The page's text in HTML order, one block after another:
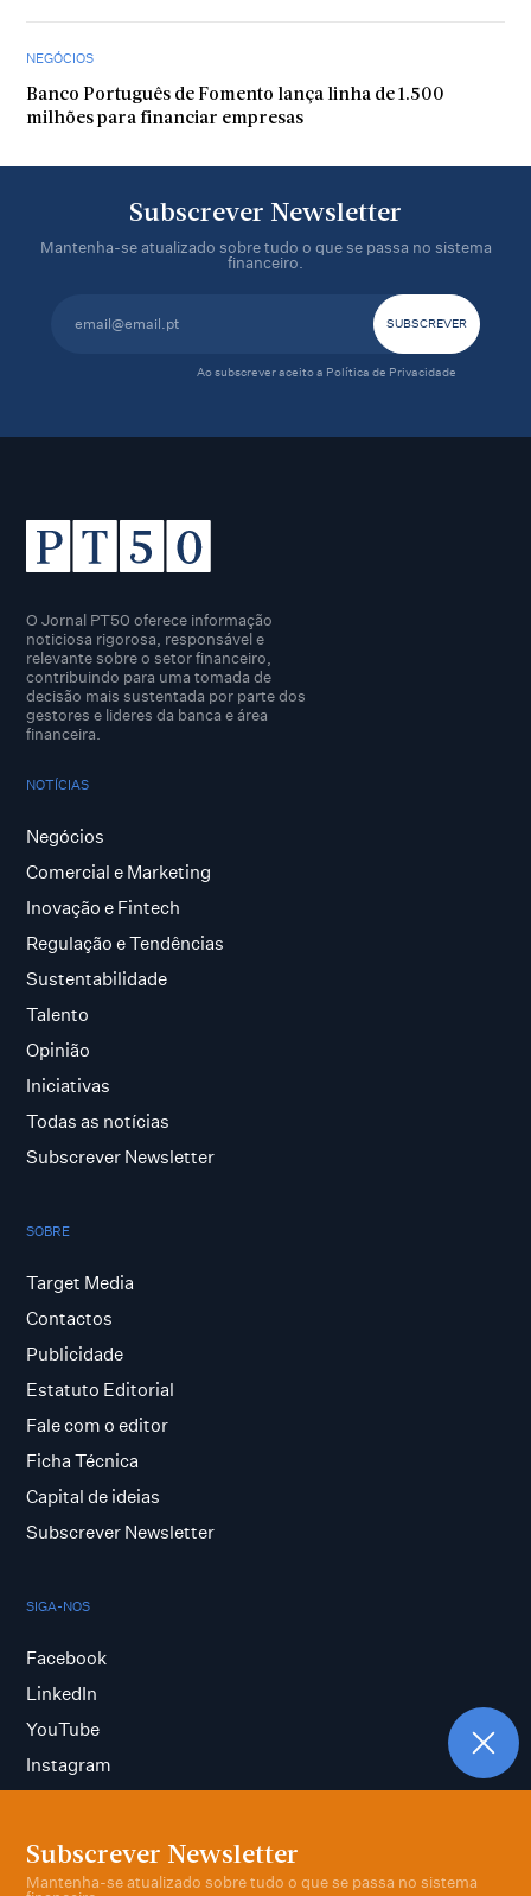
Subscrever Newsletter
Mantenha-se atualizado sobre tudo o que se passa no sistema
NEGÓCIOS
Banco Português de Fomento lança linha de 1.500
milhões para financiar empresas
Subscrever Newsletter
Mantenha-se atualizado sobre tudo o que se passa no sistema
financeiro.
Ao subscrever aceito a Política de Privacidade
O Jornal PT50 oferece informação
noticiosa rigorosa, responsável e
relevante sobre o setor financeiro,
contribuindo para uma tomada de
decisão mais sustentada por parte dos
gestores e lideres da banca e área
financeira.
NOTÍCIAS
Negócios
Comercial e Marketing
Inovação e Fintech
Regulação e Tendências
Sustentabilidade
Talento
Opinião
Iniciativas
Todas as notícias
Subscrever Newsletter
SOBRE
Target Media
Contactos
Publicidade
Estatuto Editorial
Fale com o editor
Ficha Técnica
Capital de ideias
Subscrever Newsletter
SIGA-NOS
Facebook
LinkedIn
YouTube
Instagram
Termos e condições
Política de privacidade